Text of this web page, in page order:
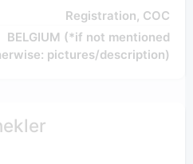
Registration, COC
BELGIUM (*if not mentioned
pictures/description)